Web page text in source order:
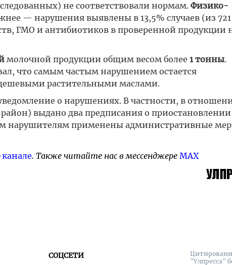
не соответствовали нормам.Физико-
— нарушения выявлены в 13,5% случаев (из 721
ГМО и антибиотиков в проверенной продукции
молочной продукции общим весом более 1 тонны.
что самым частым нарушением остается
растительными маслами.
о нарушениях. В частности, в
выдано два предписания о приостановлении
нарушителям применены административные
. Также читайте нас в мессенджере MAX
СОЦСЕТИ
"Улпресса"